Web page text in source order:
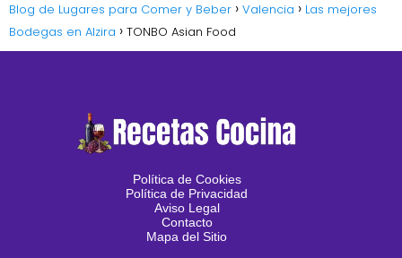
Blog de Lugares para Comer y Beber Valencia
Las mejores
Bodegas en Alzira
TONBO Asian Food
Política de Cookies
Política de Privacidad
Aviso Legal
Contacto
Mapa del Sitio